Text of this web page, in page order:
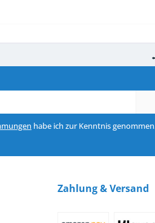
habe ich zur Kenntnis
Zahlung & Versand